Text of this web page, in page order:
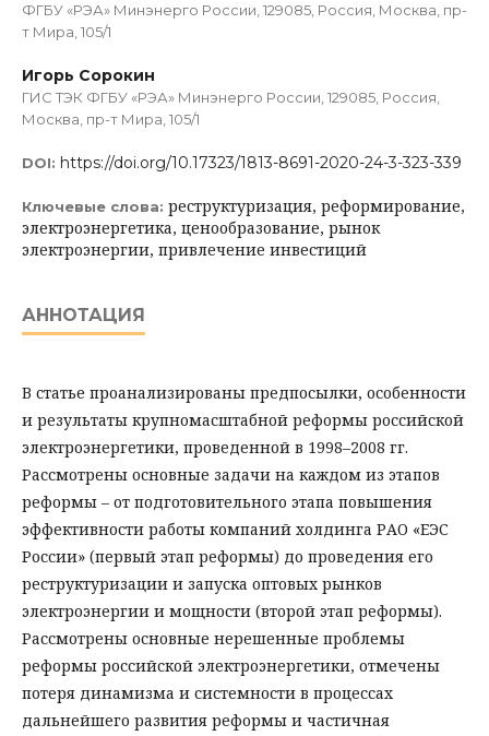
ФГБУ «РЭА» Минэнерго России, 129085, Россия, Москва, пр-
т Мира, 105/1
Игорь Сорокин
ГИС ТЭК ФГБУ «РЭА» Минэнерго России, 129085, Россия,
Москва, пр-т Мира, 105/1
DOI: https://doi.org/10.17323/1813-8691-2020-24-3-323-339
Ключевые слова: реструктуризация, реформирование,
электроэнергетика, ценообразование, рынок
электроэнергии, привлечение инвестиций
АННОТАЦИЯ
В статье проанализированы предпосылки, особенности
и результаты крупномасштабной реформы российской
электроэнергетики, проведенной в 1998–2008 гг.
Рассмотрены основные задачи на каждом из этапов
реформы – от подготовительного этапа повышения
эффективности работы компаний холдинга РАО «ЕЭС
России» (первый этап реформы) до проведения его
реструктуризации и запуска оптовых рынков
электроэнергии и мощности (второй этап реформы).
Рассмотрены основные нерешенные проблемы
реформы российской электроэнергетики, отмечены
потеря динамизма и системности в процессах
дальнейшего развития реформы и частичная